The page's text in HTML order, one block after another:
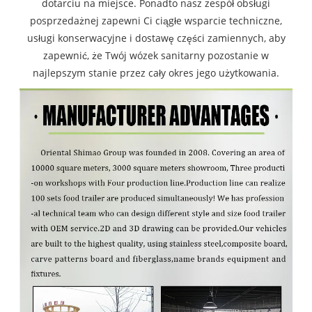
dotarciu na miejsce. Ponadto nasz zespół obsługi
posprzedażnej zapewni Ci ciągłe wsparcie techniczne,
usługi konserwacyjne i dostawę części zamiennych, aby
zapewnić, że Twój wózek sanitarny pozostanie w
najlepszym stanie przez cały okres jego użytkowania.